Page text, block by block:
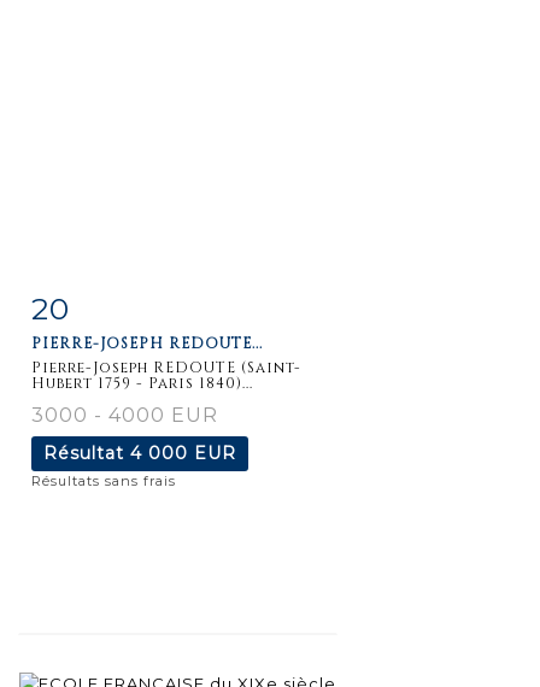
détaillée
20
PIERRE-JOSEPH REDOUTE...
Pierre-Joseph REDOUTE (Saint-
Hubert 1759 - Paris 1840)...
3000 - 4000 EUR
Résultat 4 000 EUR
Résultats sans frais